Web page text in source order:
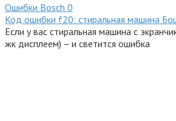
Ошибки Bosсh 0
Код ошибки f20: стиральная машина
Если у вас стиральная машина с
жк дисплеем) – и светится ошибка